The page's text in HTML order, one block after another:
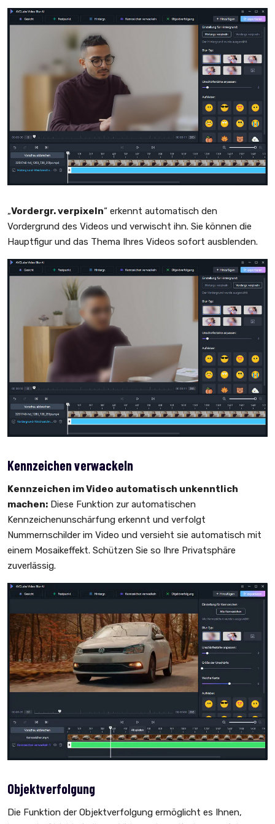
„Vordergr. verpixeln“ erkennt automatisch den
Vordergrund des Videos und verwischt ihn. Sie können die
Hauptfigur und das Thema Ihres Videos sofort ausblenden.
Kennzeichen verwackeln
Kennzeichen im Video automatisch unkenntlich
machen: Diese Funktion zur automatischen
Kennzeichenunschärfung erkennt und verfolgt
Nummernschilder im Video und versieht sie automatisch mit
einem Mosaikeffekt. Schützen Sie so Ihre Privatsphäre
zuverlässig.
Objektverfolgung
Die Funktion der Objektverfolgung ermöglicht es Ihnen,